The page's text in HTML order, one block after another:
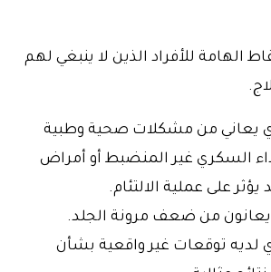
الهامة للأفراد الذين لا ينبغي لهم
يعاني من مشكلات صحية وطبية
السكري غير المنضبط أو أمراض
يؤثر على عملية الالتئام.
يعانون من ضعف مرونة الجلد.
توقعات غير واقعية بشأن